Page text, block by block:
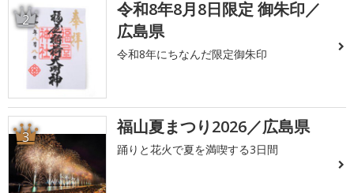
2
令和8年8月8日限定 御朱印／
広島県
令和8年にちなんだ限定御朱印
3 福山夏まつり2026／広島県
踊りと花火で夏を満喫する3日間